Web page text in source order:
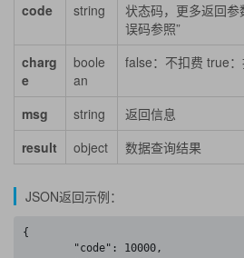
code
string
状态码，更多返回参
误码参照”
charg
e
boole
an
false：不扣费 true
msg string
返回信息
result
object 数据查询结果
JSON返回示例：
{